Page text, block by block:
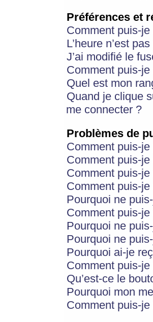
Préférences et
Comment puis-
L’heure n’est
J’ai modifié le
Comment puis-
Quel est mon
Quand je clique
me connecter ?
Problèmes de
Comment puis-
Comment puis-
Comment puis-
Comment puis-
Pourquoi ne
Comment puis-
Pourquoi ne
Pourquoi ne
Pourquoi ai-je
Comment puis-
Qu’est-ce le
Pourquoi mon
Comment puis-